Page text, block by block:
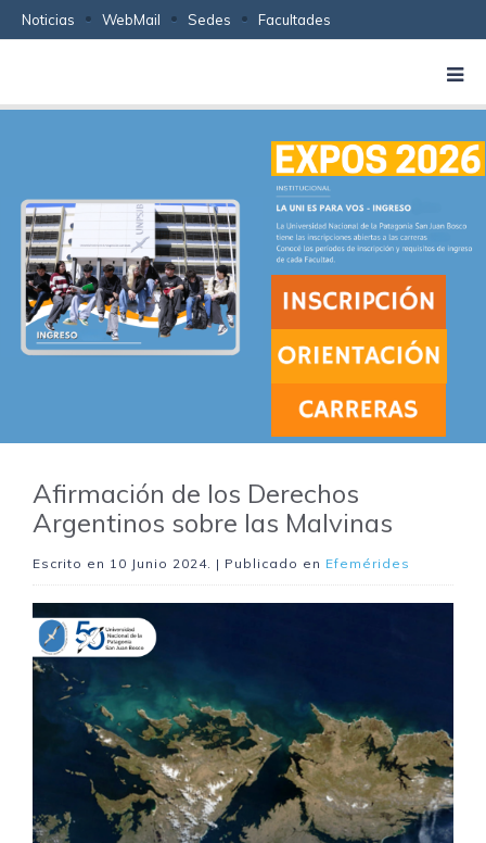
Noticias WebMail Sedes Facultades
Afirmación de los Derechos
Argentinos sobre las Malvinas
Escrito en 10 Junio 2024. | Publicado en Efemérides